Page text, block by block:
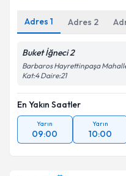
Adres 1 Adres 2
Buket İğneci 2
Barbaros Hayrettinpaşa
Kat:4 Daire:21
En Yakın Saatler
Yarın
09:00
Yarın
10:00